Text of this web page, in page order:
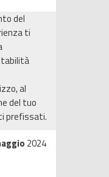
del
ti
al
del tuo
prefissati.
2024